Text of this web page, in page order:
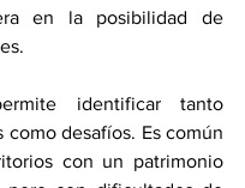
en la posibilidad de
identificar tanto
como desafíos. Es común
con un patrimonio